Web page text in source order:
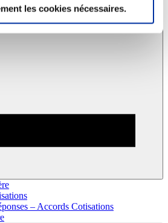
les cookies nécessaires.
– Accords Cotisations